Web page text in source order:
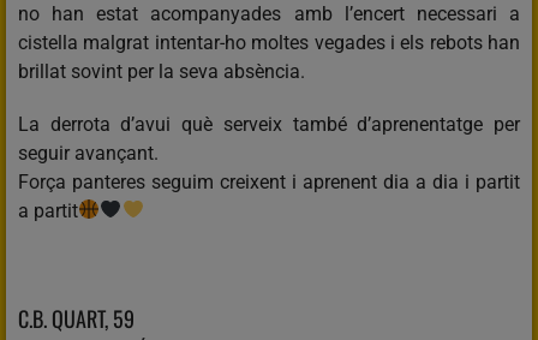
no han estat acompanyades amb l’encert necessari a
cistella malgrat intentar-ho moltes vegades i els rebots han
brillat sovint per la seva absència.
La derrota d’avui què serveix també d’aprenentatge per
seguir avançant.
Força panteres seguim creixent i aprenent dia a dia i partit
a partit
C.B. QUART, 59